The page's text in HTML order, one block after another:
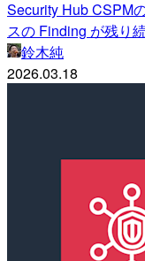
Security Hub CSPM
スの Finding が残り
鈴木純
2026.03.18